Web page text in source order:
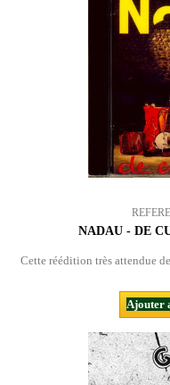
NADAU - DE
Cette réédition très attendue
Ajouter